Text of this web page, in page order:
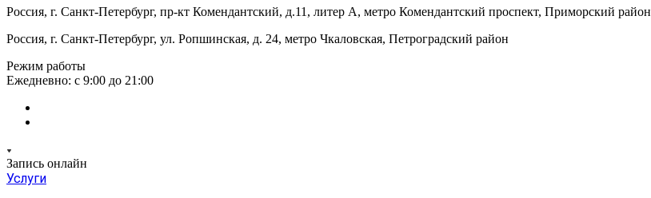
Россия, г. Санкт-Петербург, пр-кт Комендантский, д.11, литер А, метро Комендантский проспект, Приморский район
Россия, г. Санкт-Петербург, ул. Ропшинская, д. 24, метро Чкаловская, Петроградский район
Режим работы
Ежедневно: с 9:00 до 21:00
Запись онлайн
Услуги